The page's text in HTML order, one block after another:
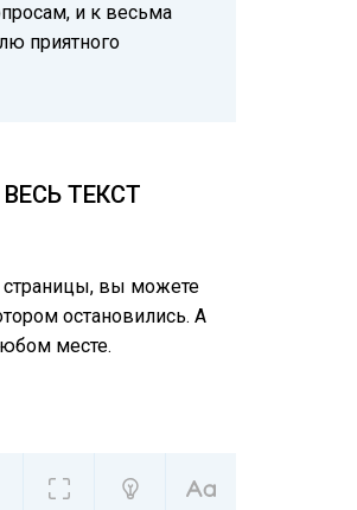
и к весьма
приятного
ТЕКСТ
страницы, вы можете
остановились. А
месте.